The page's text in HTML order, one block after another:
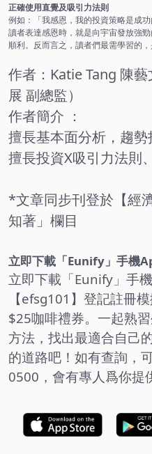
正確使用直覺及吸引力法則
例如：「我感恩，我的投資策略是成
讀者表達感恩時，就是向宇宙發放強
順利。反而言之，讀者們最需學習的，
作者：Katie Tang 陳
展 副總監）
作者簡介 ：
擅長基本面分析，趨
擅長投資X吸引力法則
*文章同步刊登於【經
知著」欄目
立即下載「Eunify」手機
立即下載「Eunify」手
【efsg101 】登記註冊
$25咖啡禮券。一起熟
方法，找出最適合自己
的道路吧！如有查詢，
0500 ， 會有專人爲你提